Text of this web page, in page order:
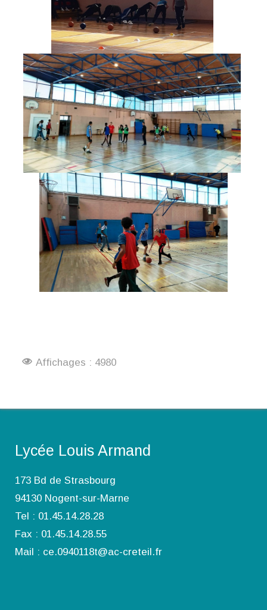
Affichages : 4980
Lycée Louis Armand
173 Bd de Strasbourg
94130 Nogent-sur-Marne
Tel : 01.45.14.28.28
Fax : 01.45.14.28.55
Mail : ce.0940118t@ac-creteil.fr